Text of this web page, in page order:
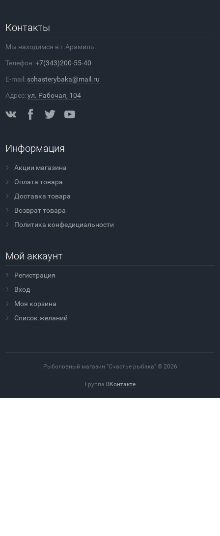
Контакты
Мы находимся в г.Арамиль.
Телефон:+7(343)200-55-40
E-mail: schasterybaka@mail.ru
Адрес:ул. Рабочая, 104
Информация
Акции магазина
Оплата товара
Доставка товара
Возврат товара
Политика конфедициальности
Мой аккаунт
Регистрация
Вход
Моя корзина
Cписок желаний
Рыболовный магазин "Счастье рыбака" © 2026
Группа ВКонтакте